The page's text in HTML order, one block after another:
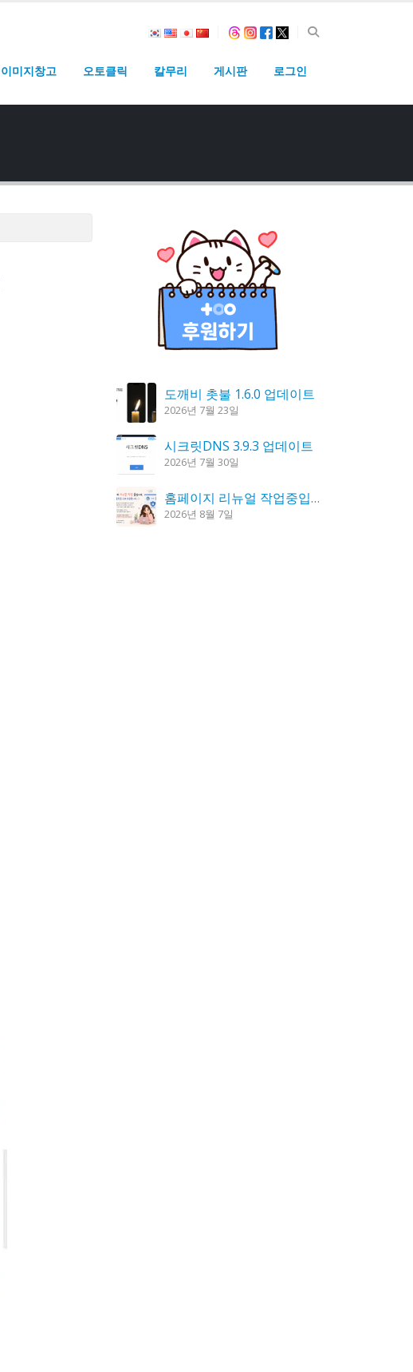
이미지창고 오토클릭 칼무리 게시판 로그인
도깨비 촛불 1.6.0 업데이트
2026년 7월 23일
시크릿DNS 3.9.3 업데이트
2026년 7월 30일
홈페이지 리뉴얼 작업중입니다.
2026년 8월 7일